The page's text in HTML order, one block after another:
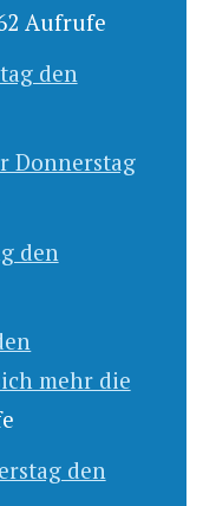
Aufrufe
den
Donnerstag
den
mehr die
den